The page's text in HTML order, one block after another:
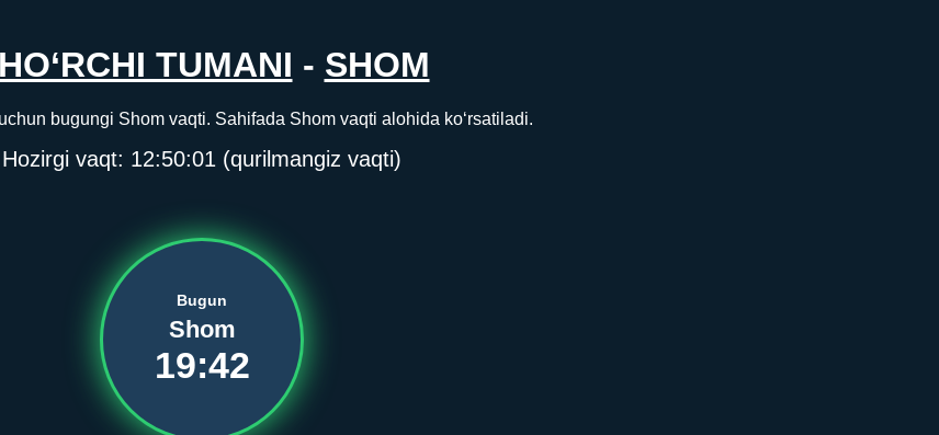
TUMANI - SHOM
bugungi Shom vaqti. Sahifada Shom vaqti alohida ko‘rsatiladi.
Hozirgi vaqt: 12:50:01 (qurilmangiz vaqti)
Bugun
Shom
19:42